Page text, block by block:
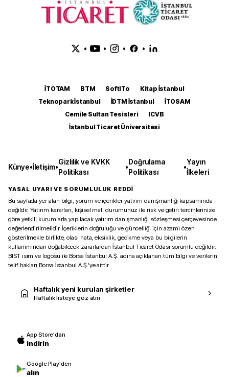
• • • •
İTOTAM BTM SoftITo
Kitap İstanbul
Teknopark İstanbul
İDTM İstanbul
İTOSAM
Cemile Sultan Tesisleri
ICVB
İstanbul Ticaret Üniversitesi
Künye•İletişim•
Gizlilik ve KVKK
Politikası
•
Doğrulama
Politikası
•
Yayın
İlkeleri
YASAL UYARI VE SORUMLULUK REDDİ
Bu sayfada yer alan bilgi, yorum ve içerikler yatırım danışmanlığı kapsamında
değildir. Yatırım kararları, kişisel mali durumunuz ile risk ve getiri tercihlerinize
göre yetkili kurumlarla yapılacak yatırım danışmanlığı sözleşmesi çerçevesinde
değerlendirilmelidir. İçeriklerin doğruluğu ve güncelliği için azami özen
gösterilmekle birlikte, olası hata, eksiklik, gecikme veya bu bilgilerin
kullanımından doğabilecek zararlardan İstanbul Ticaret Odası sorumlu değildir.
BIST isim ve logosu ile Borsa İstanbul A.Ş. adına açıklanan tüm bilgi ve verilerin
telif hakları Borsa İstanbul A.Ş.’ye aittir.
Haftalık yeni kurulan şirketler
Haftalık listeye göz atın
App Store'dan
indirin
Google Play'den
alın